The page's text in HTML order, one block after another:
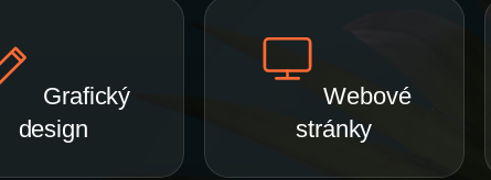
Grafický
design
Webové
stránky